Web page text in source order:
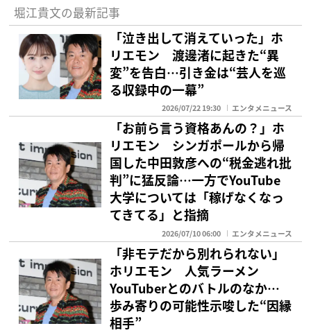
堀江貴文の最新記事
「泣き出して消えていった」ホ
リエモン 渡邊渚に起きた“異
変”を告白…引き金は“芸人を巡
る収録中の一幕”
2026/07/22 19:30 エンタメニュース
「お前ら言う資格あんの？」ホ
リエモン シンガポールから帰
国した中田敦彦への“税金逃れ批
判”に猛反論…一方でYouTube
大学については「稼げなくなっ
てきてる」と指摘
2026/07/10 06:00 エンタメニュース
「非モテだから別れられない」
ホリエモン 人気ラーメン
YouTuberとのバトルのなか…
歩み寄りの可能性示唆した“因縁
相手”